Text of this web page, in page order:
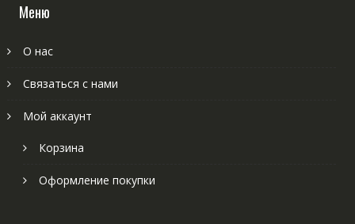
Меню
О нас
Связаться с нами
Мой аккаунт
Корзина
Оформление покупки